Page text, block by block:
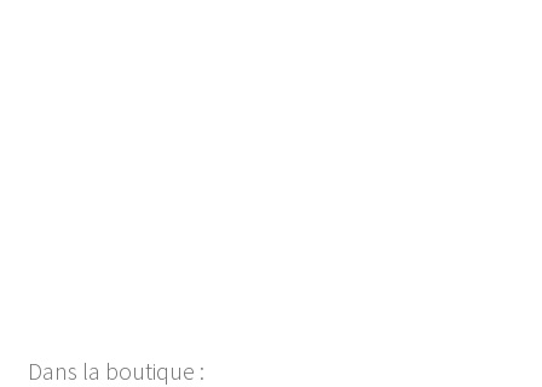
Dans la boutique :